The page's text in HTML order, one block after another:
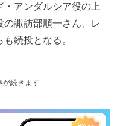
アンダルシア役の上
諏訪部順一さん、レ
続投となる。
が続きます